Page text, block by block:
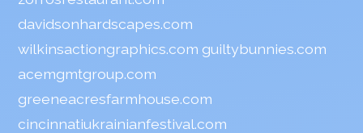
davidsonhardscapes.com
wilkinsactiongraphics.com guiltybunnies.com
acemgmtgroup.com
greeneacresfarmhouse.com
cincinnatiukrainianfestival.com